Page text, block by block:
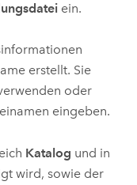
ein.
erstellt. Sie
oder
eingeben.
Katalog und in
wird, sowie der